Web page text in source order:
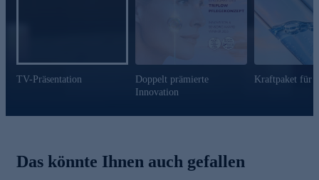
Stärkt die essenziellen Komponenten der Hautarchitektur
Nutzen Sie die Gelegenheit und bestellen Sie jetzt bequem
online.
TV-Präsentation
Doppelt prämierte
Innovation
Kraftpaket für
Das könnte Ihnen auch gefallen